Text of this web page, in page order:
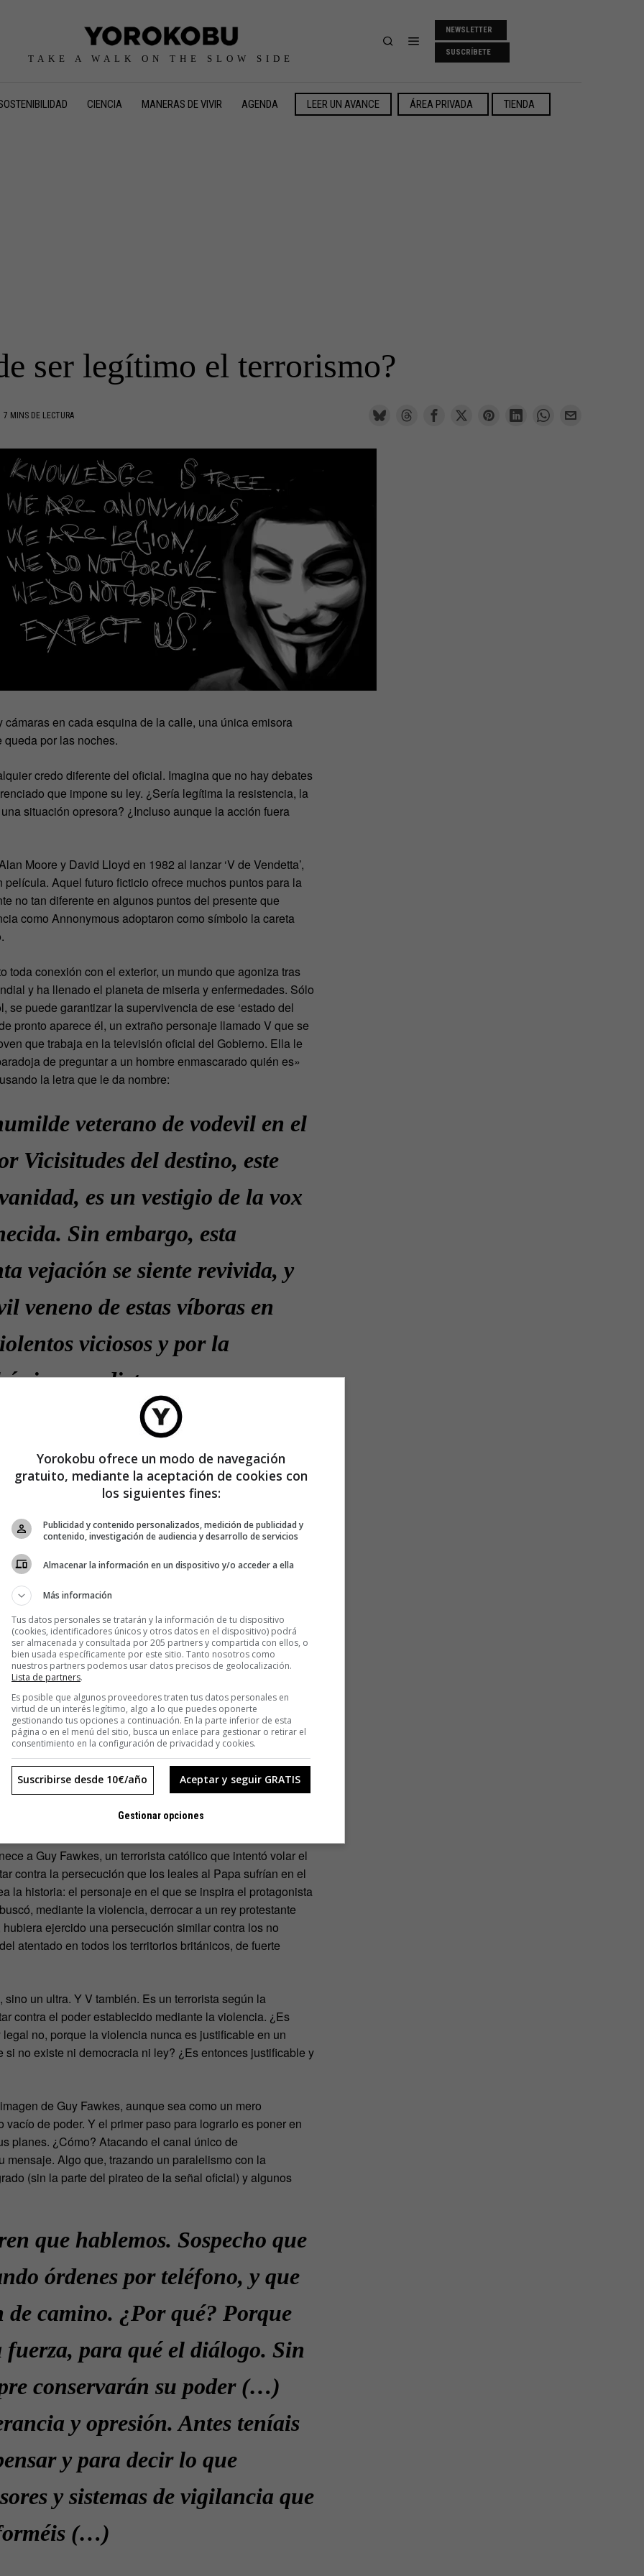
TAKE A WALK ON THE SLOW SIDE
NEWSLETTER
SUSCRÍBETE
CIENCIA MANERAS DE VIVIR AGENDA LEER UN AVANCE ÁREA PRIVADA TIENDA
ser legítimo el terrorismo?
7 MINS DE LECTURA
en cada esquina de la calle, una única emisora
por las noches.
credo diferente del oficial. Imagina que no hay debates
que impone su ley. ¿Sería legítima la resistencia, la
situación opresora? ¿Incluso aunque la acción fuera
Moore y David Lloyd en 1982 al lanzar ‘V de Vendetta’,
Aquel futuro ficticio ofrece muchos puntos para la
no tan diferente en algunos puntos del presente que
como Annonymous adoptaron como símbolo la careta
toda conexión con el exterior, un mundo que agoniza tras
y ha llenado el planeta de miseria y enfermedades. Sólo
puede garantizar la supervivencia de ese ‘estado del
pronto aparece él, un extraño personaje llamado V que se
que trabaja en la televisión oficial del Gobierno. Ella le
de preguntar a un hombre enmascarado quién es»
la letra que le da nombre:
veterano de vodevil en el
Vicisitudes del destino, este
es un vestigio de la vox
Sin embargo, esta
vejación se siente revivida, y
veneno de estas víboras en
viciosos y por la
veredicto es venganza,
pues la valía y veracidad
y al virtuoso
a Guy Fawkes, un terrorista católico que intentó volar el
contra la persecución que los leales al Papa sufrían en el
la historia: el personaje en el que se inspira el protagonista
mediante la violencia, derrocar a un rey protestante
ejercido una persecución similar contra los no
atentado en todos los territorios británicos, de fuerte
un ultra. Y V también. Es un terrorista según la
contra el poder establecido mediante la violencia. ¿Es
no, porque la violencia nunca es justificable en un
no existe ni democracia ni ley? ¿Es entonces justificable y
de Guy Fawkes, aunque sea como un mero
de poder. Y el primer paso para lograrlo es poner en
planes. ¿Cómo? Atacando el canal único de
Algo que, trazando un paralelismo con la
(sin la parte del pirateo de la señal oficial) y algunos
que hablemos. Sospecho que
órdenes por teléfono, y que
de camino. ¿Por qué? Porque
para qué el diálogo. Sin
conservarán su poder (…)
y opresión. Antes teníais
y para decir lo que
y sistemas de vigilancia que
(…)
Yorokobu ofrece un modo de navegación
gratuito, mediante la aceptación de cookies con
los siguientes fines:
Publicidad y contenido personalizados, medición de publicidad y
contenido, investigación de audiencia y desarrollo de servicios
Almacenar la información en un dispositivo y/o acceder a ella
Más información
Tus datos personales se tratarán y la información de tu dispositivo
(cookies, identificadores únicos y otros datos en el dispositivo) podrá
ser almacenada y consultada por 205 partners y compartida con ellos, o
bien usada específicamente por este sitio. Tanto nosotros como
nuestros partners podemos usar datos precisos de geolocalización.
Lista de partners.
Es posible que algunos proveedores traten tus datos personales en
virtud de un interés legítimo, algo a lo que puedes oponerte
gestionando tus opciones a continuación. En la parte inferior de esta
página o en el menú del sitio, busca un enlace para gestionar o retirar el
consentimiento en la configuración de privacidad y cookies.
Aceptar y seguir GRATIS
Suscribirse desde 10€/año
Gestionar opciones